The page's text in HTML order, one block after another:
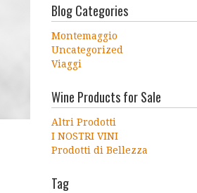
Blog Categories
Montemaggio
Uncategorized
Viaggi
Wine Products for Sale
Altri Prodotti
I NOSTRI VINI
Prodotti di Bellezza
Tag